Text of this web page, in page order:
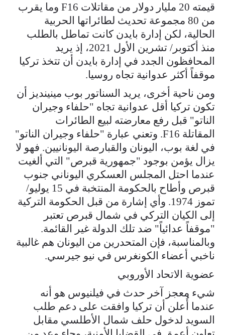
قيمته 20 مليار دولار من مقاتلات F16 وما يقرب
من 80 مجموعة تحديث لطائراتها الحربية
الحالية، لكن إدارة بايدن كانت تماطل بالطلب
منذ أكتوبر/ تشرين الأول 2021، إذ يريد
المحافظون الجدد في إدارة بايدن أن تتخذ تركيا
موقفاً أكثر عدوانية تجاه روسيا.
ومن ناحية أخرى، يريد السناتور بوب مينينديز أن
تكون تركيا أقل عدوانية تجاه "حلفاء وجيران
الناتو" قبل رفع معارضته لبيع الطائرات
المقاتلة F16. وتعني عبارة "حلفاء وجيران الناتو"
في لغة بوب، اليونان والقبارصة اليونانيين. فهو لا
يزال يؤمن بوجود "جمهورية قبرص" التي ألغيت
عندما احتل المجلس العسكري اليوناني جنوب
قبرص وأطاح بالحكومة المنتخبة في 15 يوليو/
تموز 1974. وأي إشارة من قبل الحكومة التركية
إلى الكيان التركي في شمال قبرص تعتبر
"موقفاً عدائياً" ضد تلك الدولة غير القائمة.
وبالمناسبة، فإن المتحدرين من اليونان هم غالبية
ناخبي أعضاء الكونغرس في نيو جيرسي.
عضوية الاتحاد الأوروبي
شيء معجز آخر حدث في فيلنيوس هو أنه
عندما أُعلن أن تركيا وافقت على دعم طلب
السويد لدخول حلف شمال الأطلسي مقابل